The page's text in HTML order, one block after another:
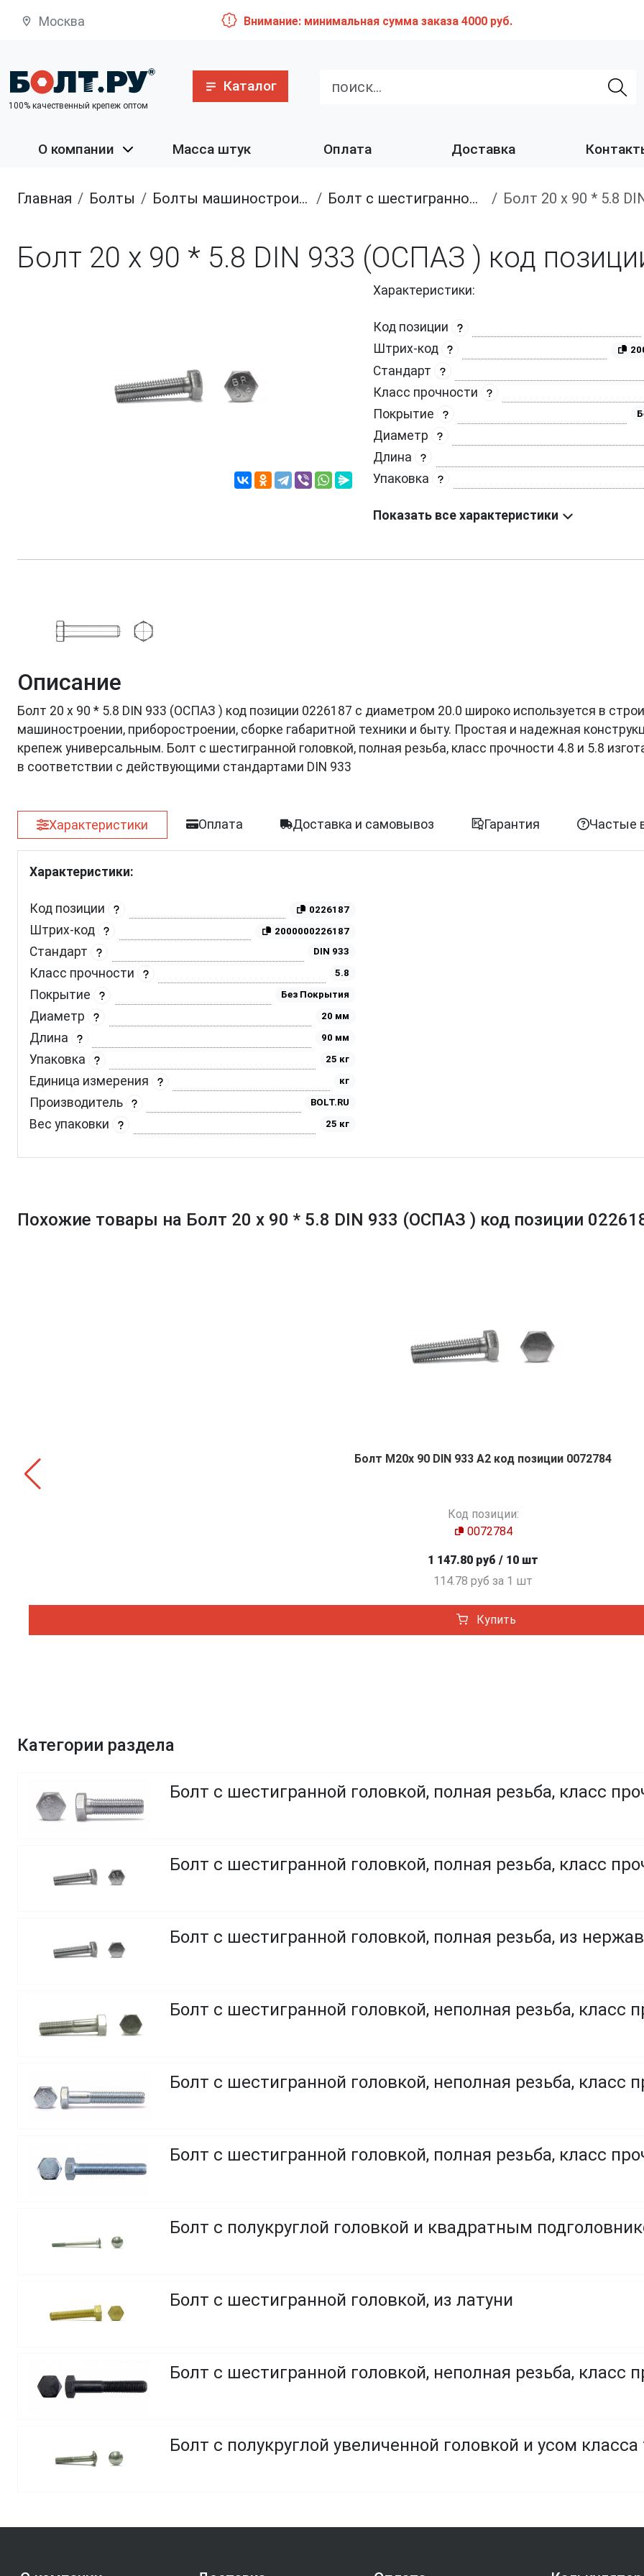
Москва Внимание: минимальная сумма заказа 4000 руб.
100% качественный крепеж оптом
Каталог
О компании Масса штук Оплата Доставка
Главная болты болты машиностроительные Болт с шестигранной головкой, полная резьба, класс прочности 4.8 и 5.8 Болт 20 х 90 * 5.8
Болт 20 х 90 * 5.8 DIN 933 (ОСПАЗ ) код
Характеристики:
Код позиции
Штрих-код
Стандарт
Класс прочности
Покрытие
Диаметр
Длина
Упаковка
Показать все характеристики
Описание
Болт 20 х 90 * 5.8 DIN 933 (ОСПАЗ ) код позиции 0226187 с диаметром 20.0 широко используется в
машиностроении, приборостроении, сборке габаритной техники и быту. Простая и надежная
крепеж универсальным. Болт с шестигранной головкой, полная резьба, класс прочности 4.8 и 5.8
в соответствии с действующими стандартами DIN 933
Характеристики Оплата Доставка и самовывоз Гарантия Частые
Характеристики:
Код позиции 0226187
Штрих-код 2000000226187
Стандарт DIN 933
Класс прочности 5.8
Покрытие Без Покрытия
Диаметр 20 мм
Длина 90 мм
Упаковка 25 кг
Единица измерения кг
Производитель BOLT.RU
Вес упаковки 25 кг
Похожие товары на Болт 20 х 90 * 5.8 DIN 933 (ОСПАЗ ) код позиции
Болт М20х 90 DIN 933 A2 код позиции 0072784
Код позиции:
0072784
1 147.80 руб / 10 шт
114.78 руб за 1 шт
Купить
Категории раздела
Болт с шестигранной головкой, полная резьба, класс
Болт с шестигранной головкой, полная резьба, класс
Болт с шестигранной головкой, полная резьба, из
Болт с шестигранной головкой, неполная резьба, класс
Болт с шестигранной головкой, неполная резьба, класс
Болт с шестигранной головкой, полная резьба, класс
Болт с полукруглой головкой и квадратным
Болт с шестигранной головкой, из латуни
Болт с шестигранной головкой, неполная резьба, класс
Болт с полукруглой увеличенной головкой и усом